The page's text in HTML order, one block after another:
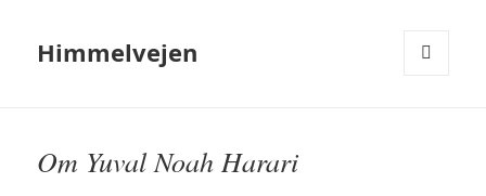
Himmelvejen
Om Yuval Noah Harari